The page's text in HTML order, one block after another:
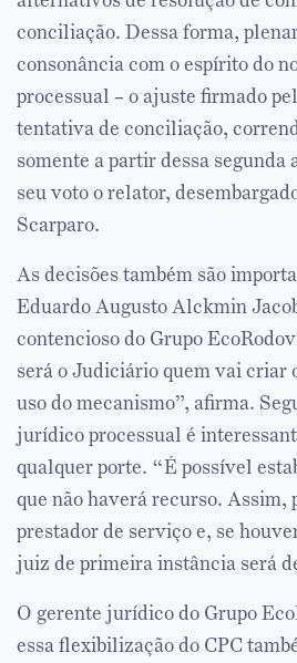
conciliação. Dessa forma,
consonância com o espírito do
processual – o ajuste firmado
tentativa de conciliação,
somente a partir dessa segunda
seu voto o relator,
Scarparo.
As decisões também são
Eduardo Augusto Alckmin
contencioso do Grupo
será o Judiciário quem vai criar
uso do mecanismo”, afirma.
jurídico processual é
qualquer porte. “É possível
que não haverá recurso. Assim,
prestador de serviço e, se
juiz de primeira instância será
O gerente jurídico do Grupo
essa flexibilização do CPC